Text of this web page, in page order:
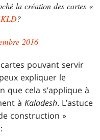
la création des cartes «
?
2016
pouvant servir
expliquer le
que cela s’applique à
àKaladesh. L’astuce
construction »